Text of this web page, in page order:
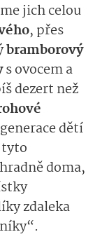
jich celou
, přes
bramborový
s ovocem a
dezert než
dětí
tyto
doma,
zdaleka